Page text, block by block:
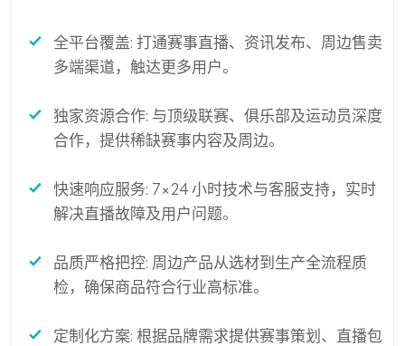
全平台覆盖: 打通赛事直播、资讯发布、周边售卖
多端渠道，触达更多用户。
独家资源合作: 与顶级联赛、俱乐部及运动员深度
合作，提供稀缺赛事内容及周边。
快速响应服务: 7×24 小时技术与客服支持，实时
解决直播故障及用户问题。
品质严格把控: 周边产品从选材到生产全流程质
检，确保商品符合行业高标准。
定制化方案: 根据品牌需求提供赛事策划、直播包